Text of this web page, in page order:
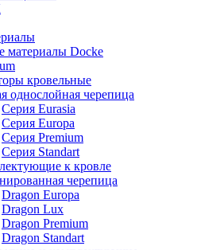
материалы Docke
кровельные
однослойная черепица
Серия Eurasia
Серия Europa
Серия Premium
Серия Standart
к кровле
черепица
Dragon Europa
Dragon Lux
Dragon Premium
Dragon Standart